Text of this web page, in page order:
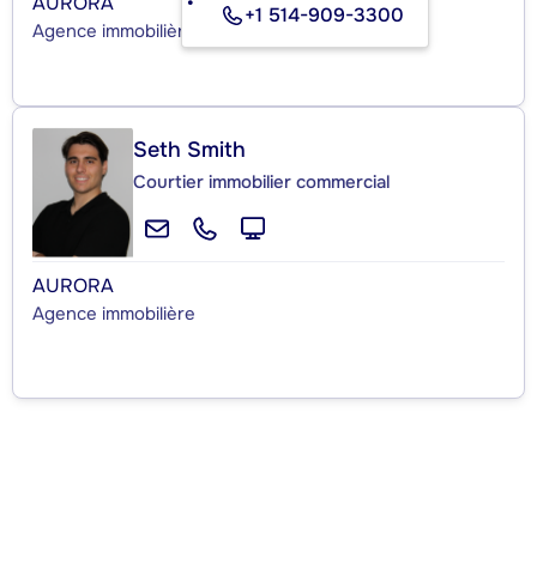
+1 514-909-3300
Agence immobilière
Seth Smith
Courtier immobilier commercial
AURORA
Agence immobilière